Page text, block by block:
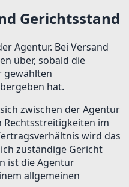
Gerichtsstand
Agentur. Bei Versand
über, sobald die
gewählten
hat.
zwischen der Agentur
Rechtsstreitigkeiten im
wird das
zuständige Gericht
ist die Agentur
allgemeinen